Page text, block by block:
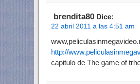
brendita80 Dice:
22 abril 2011 a las 4:51 am
http://
capitulo de The game of